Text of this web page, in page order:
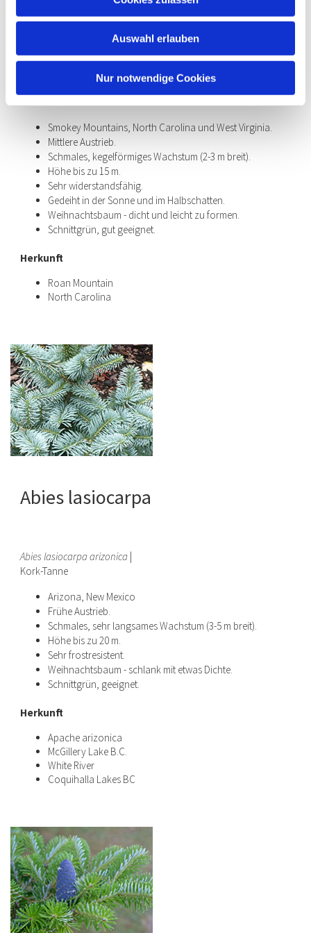
Auswahl erlauben
Nur notwendige Cookies
Abies fraserii
Smokey Mountains, North Carolina und West Virginia.
Mittlere Austrieb.
Schmales, kegelförmiges Wachstum (2-3 m breit).
Höhe bis zu 15 m.
Sehr widerstandsfähig.
Gedeiht in der Sonne und im Halbschatten.
Weihnachtsbaum - dicht und leicht zu formen.
Schnittgrün, gut geeignet.
Herkunft
Roan Mountain
North Carolina
Abies lasiocarpa
Abies lasiocarpa arizonica |
Kork-Tanne
Arizona, New Mexico
Frühe Austrieb.
Schmales, sehr langsames Wachstum (3-5 m breit).
Höhe bis zu 20 m.
Sehr frostresistent.
Weihnachtsbaum - schlank mit etwas Dichte.
Schnittgrün, geeignet.
Herkunft
Apache arizonica
McGillery Lake B.C.
White River
Coquihalla Lakes BC